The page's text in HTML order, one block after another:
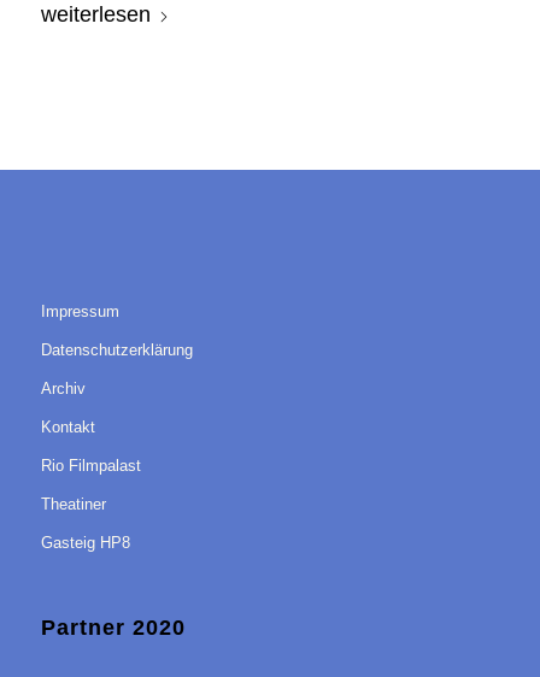
weiterlesen
Impressum
Datenschutzerklärung
Archiv
Kontakt
Rio Filmpalast
Theatiner
Gasteig HP8
Partner 2020